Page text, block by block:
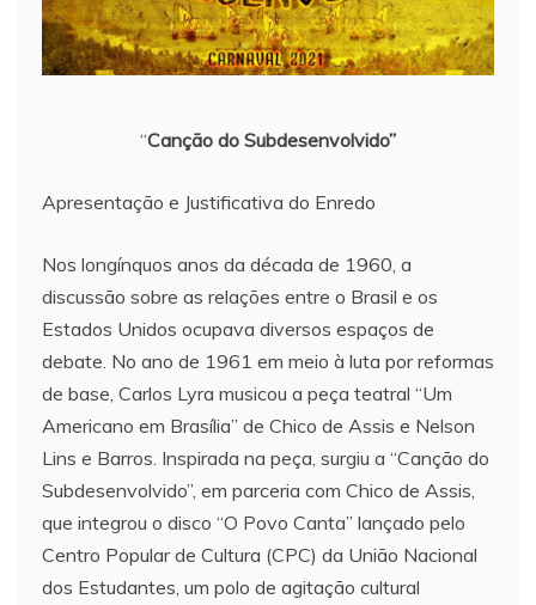
“Canção do Subdesenvolvido”
Apresentação e Justificativa do Enredo
Nos longínquos anos da década de 1960, a
discussão sobre as relações entre o Brasil e os
Estados Unidos ocupava diversos espaços de
debate. No ano de 1961 em meio à luta por reformas
de base, Carlos Lyra musicou a peça teatral “Um
Americano em Brasília” de Chico de Assis e Nelson
Lins e Barros. Inspirada na peça, surgiu a “Canção do
Subdesenvolvido”, em parceria com Chico de Assis,
que integrou o disco “O Povo Canta” lançado pelo
Centro Popular de Cultura (CPC) da União Nacional
dos Estudantes, um polo de agitação cultural